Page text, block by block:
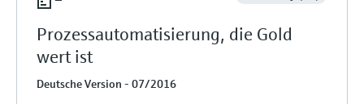
Prozessautomatisierung, die Gold
wert ist
Deutsche Version - 07/2016